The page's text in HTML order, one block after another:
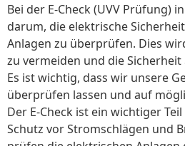
Bei der E-Check (UVV Prüfung)
darum, die elektrische
Anlagen zu überprüfen. Dies
zu vermeiden und die
Es ist wichtig, dass wir unsere
überprüfen lassen und auf
Der E-Check ist ein wichtiger
Schutz vor Stromschlägen und